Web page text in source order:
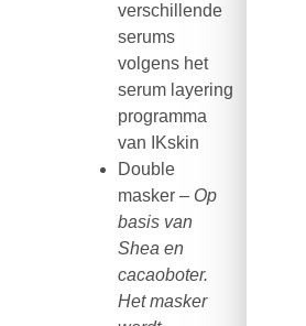
verschillende
serums
volgens het
serum layering
programma
van IKskin
Double
masker – Op
basis van
Shea en
cacaoboter.
Het masker